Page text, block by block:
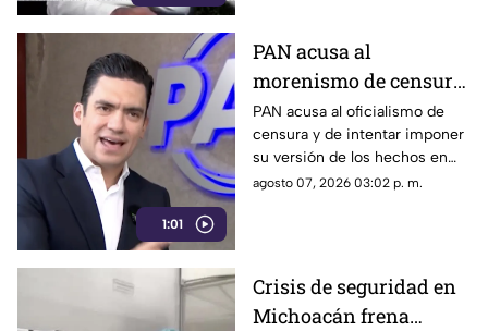
1:01
PAN acusa al
morenismo de censura
y de imponer narrativa
en el debate público
PAN acusa al oficialismo de
censura y de intentar imponer
su versión de los hechos en
medio del debate político
agosto 07, 2026 03:02 p. m.
Crisis de seguridad en
Michoacán frena